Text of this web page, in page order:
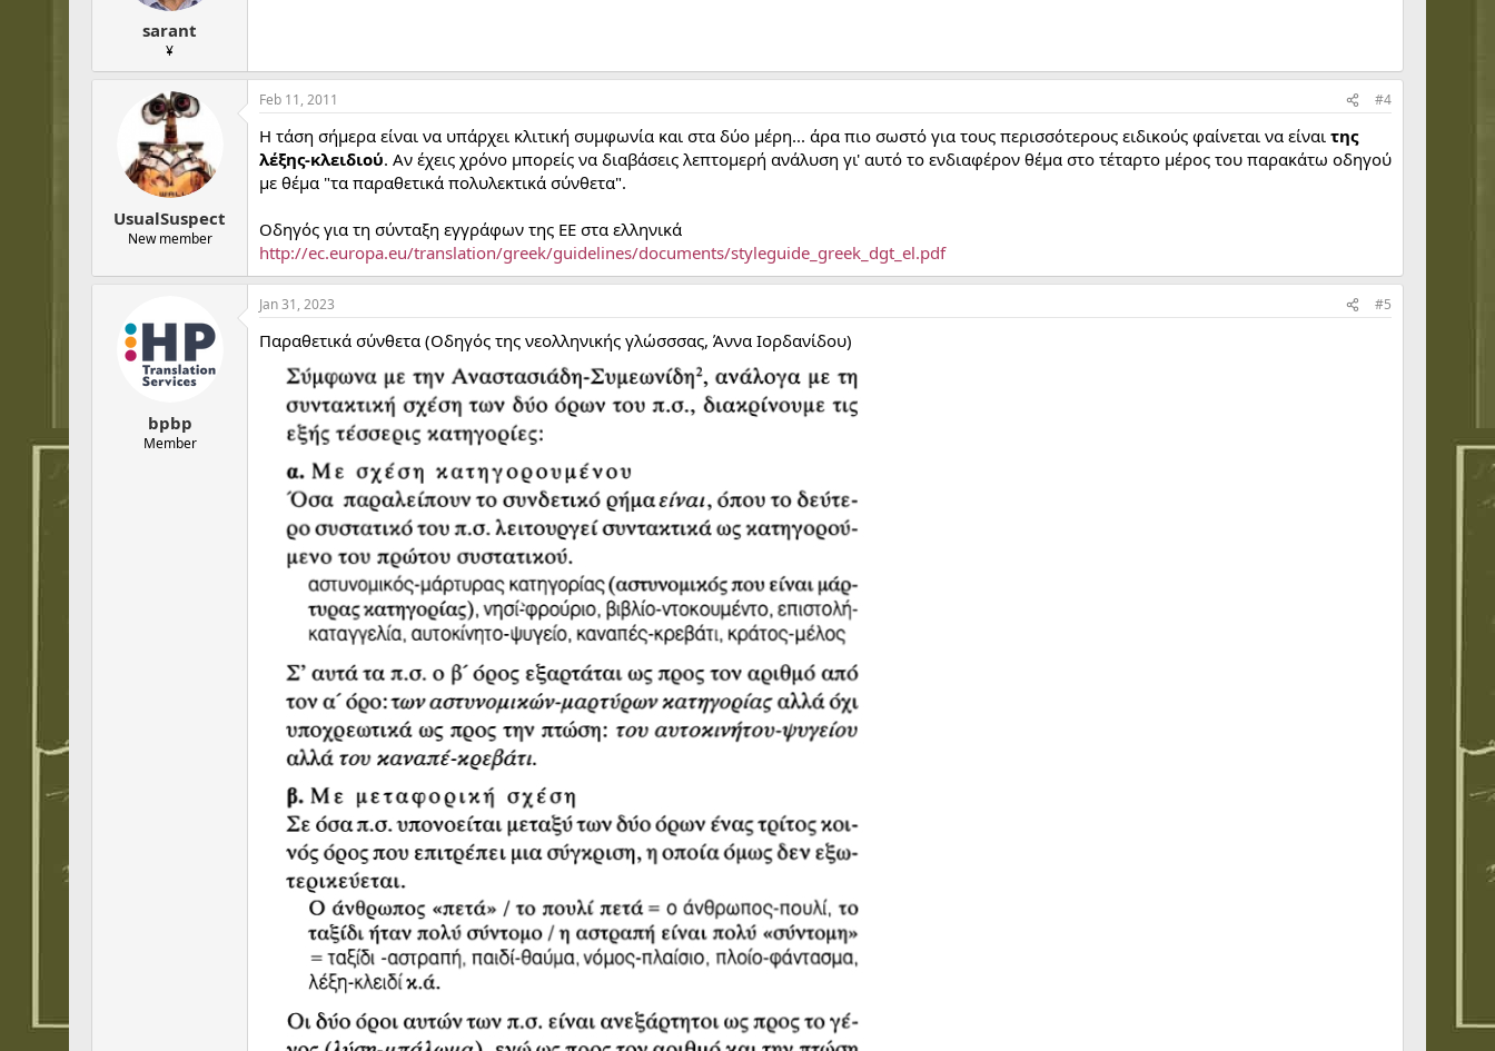
sarant
¥
UsualSuspect
New member
Feb 11, 2011 #4
Η τάση σήμερα είναι να υπάρχει κλιτική συμφωνία και στα δύο μέρη... άρα πιο σωστό για τους περισσότερους ειδικούς φαίνεται να είναι της
λέξης-κλειδιού. Αν έχεις χρόνο μπορείς να διαβάσεις λεπτομερή ανάλυση γι' αυτό το ενδιαφέρον θέμα στο τέταρτο μέρος του παρακάτω οδηγού
με θέμα "τα παραθετικά πολυλεκτικά σύνθετα".
Οδηγός για τη σύνταξη εγγράφων της ΕΕ στα ελληνικά
http://ec.europa.eu/translation/greek/guidelines/documents/styleguide_greek_dgt_el.pdf
bpbp
Member
Jan 31, 2023 #5
Παραθετικά σύνθετα (Οδηγός της νεολληνικής γλώσσσας, Άννα Ιορδανίδου)